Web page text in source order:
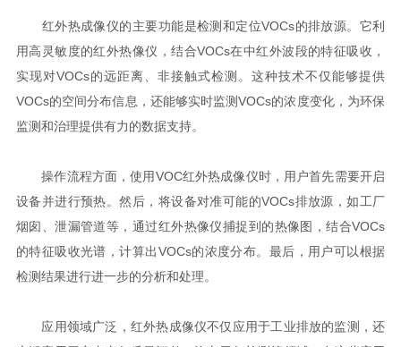
红外热成像仪的主要功能是检测和定位VOCs的排放源。它利
用高灵敏度的红外热像仪，结合VOCs在中红外波段的特征吸收，
实现对VOCs的远距离、非接触式检测。这种技术不仅能够提供
VOCs的空间分布信息，还能够实时监测VOCs的浓度变化，为环保
监测和治理提供有力的数据支持。
操作流程方面，使用VOC红外热成像仪时，用户首先需要开启
设备并进行预热。然后，将设备对准可能的VOCs排放源，如工厂
烟囱、泄漏管道等，通过红外热像仪捕捉到的热像图，结合VOCs
的特征吸收光谱，计算出VOCs的浓度分布。最后，用户可以根据
检测结果进行进一步的分析和处理。
应用领域广泛，红外热成像仪不仅应用于工业排放的监测，还